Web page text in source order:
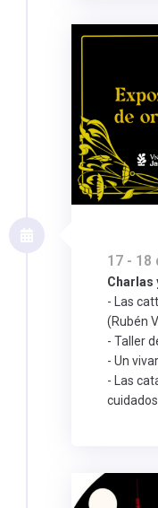
17 - 18
Charlas
- Las
(Rubén
- Taller
- Un
- Las